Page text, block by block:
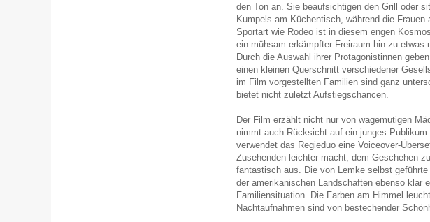
den Ton an. Sie beaufsichtigen den Grill oder
Kumpels am Küchentisch, während die Frauen
Sportart wie Rodeo ist in diesem engen
ein mühsam erkämpfter Freiraum hin zu etwas
Durch die Auswahl ihrer Protagonistinnen
einen kleinen Querschnitt verschiedener
im Film vorgestellten Familien sind ganz
bietet nicht zuletzt Aufstiegschancen.
Der Film erzählt nicht nur von wagemutigen
nimmt auch Rücksicht auf ein junges
verwendet das Regieduo eine Voiceover-
Zusehenden leichter macht, dem Geschehen
fantastisch aus. Die von Lemke selbst
der amerikanischen Landschaften ebenso klar
Familiensituation. Die Farben am Himmel
Nachtaufnahmen sind von bestechender